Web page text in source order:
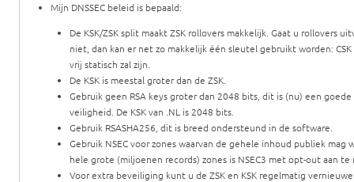
Mijn DNSSEC beleid is bepaald:
De KSK/ZSK split maakt ZSK rollovers makkelijk. Gaat u rollovers
niet, dan kan er net zo makkelijk één sleutel gebruikt worden:
vrij statisch zal zijn.
De KSK is meestal groter dan de ZSK.
Gebruik geen RSA keys groter dan 2048 bits, dit is (nu) een
veiligheid. De KSK van .NL is 2048 bits.
Gebruik RSASHA256, dit is breed ondersteund in de software.
Gebruik NSEC voor zones waarvan de gehele inhoud publiek mag
hele grote (miljoenen records) zones is NSEC3 met opt-out aan te
Voor extra beveiliging kunt u de ZSK en KSK regelmatig